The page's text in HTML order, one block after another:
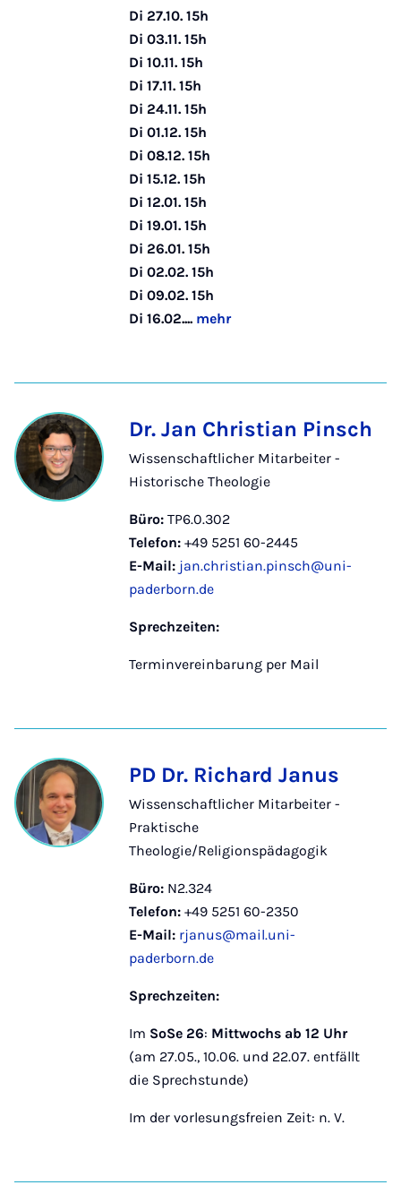
Di 27.10. 15h
Di 03.11. 15h
Di 10.11. 15h
Di 17.11. 15h
Di 24.11. 15h
Di 01.12. 15h
Di 08.12. 15h
Di 15.12. 15h
Di 12.01. 15h
Di 19.01. 15h
Di 26.01. 15h
Di 02.02. 15h
Di 09.02. 15h
Di 16.02.... mehr
Dr. Jan Christian Pinsch
Wissenschaftlicher Mitarbeiter -
Historische Theologie
Büro: TP6.0.302
Telefon: +49 5251 60-2445
E-Mail: jan.christian.pinsch@uni-
paderborn.de
Sprechzeiten:
Terminvereinbarung per Mail
PD Dr. Richard Janus
Wissenschaftlicher Mitarbeiter -
Praktische
Theologie/Religionspädagogik
Büro: N2.324
Telefon: +49 5251 60-2350
E-Mail: rjanus@mail.uni-
paderborn.de
Sprechzeiten:
Im SoSe 26: Mittwochs ab 12 Uhr
(am 27.05., 10.06. und 22.07. entfällt
die Sprechstunde)
Im der vorlesungsfreien Zeit: n. V.